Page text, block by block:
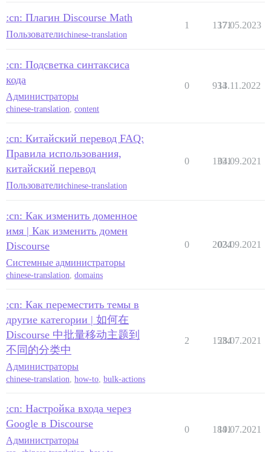
:cn: Плагин Discourse Math
Пользователиchinese-translation
1 1371
17.05.2023
:cn: Подсветка синтаксиса
кода
Администраторы
chinese-translation, content
0 934
13.11.2022
:cn: Китайский перевод FAQ:
Правила использования,
китайский перевод
Пользователиchinese-translation
0 1331
04.09.2021
:cn: Как изменить доменное
имя | Как изменить домен
Discourse
Системные администраторы
chinese-translation, domains
0 2024
03.09.2021
:cn: Как переместить темы в
другие категории | 如何在
Discourse 中批量移动主题到
不同的分类中
Администраторы
chinese-translation, how-to, bulk-actions
2 1534
28.07.2021
:cn: Настройка входа через
Google в Discourse
Администраторы
0 1841
19.07.2021